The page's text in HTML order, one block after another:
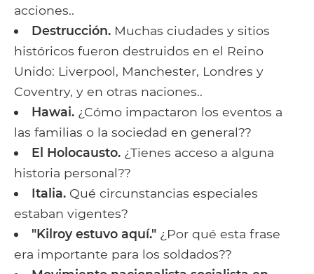
acciones..
Destrucción. Muchas ciudades y sitios
históricos fueron destruidos en el Reino
Unido: Liverpool, Manchester, Londres y
Coventry, y en otras naciones..
Hawai. ¿Cómo impactaron los eventos a
las familias o la sociedad en general??
El Holocausto. ¿Tienes acceso a alguna
historia personal??
Italia. Qué circunstancias especiales
estaban vigentes?
"Kilroy estuvo aquí." ¿Por qué esta frase
era importante para los soldados??